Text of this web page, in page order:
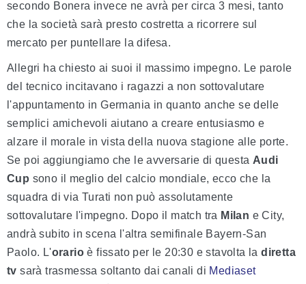
secondo Bonera invece ne avrà per circa 3 mesi, tanto
che la società sarà presto costretta a ricorrere sul
mercato per puntellare la difesa.
Allegri ha chiesto ai suoi il massimo impegno. Le parole
del tecnico incitavano i ragazzi a non sottovalutare
l'appuntamento in Germania in quanto anche se delle
semplici amichevoli aiutano a creare entusiasmo e
alzare il morale in vista della nuova stagione alle porte.
Se poi aggiungiamo che le avversarie di questa Audi
Cup sono il meglio del calcio mondiale, ecco che la
squadra di via Turati non può assolutamente
sottovalutare l'impegno. Dopo il match tra Milan e City,
andrà subito in scena l'altra semifinale Bayern-San
Paolo. L'orario è fissato per le 20:30 e stavolta ladiretta
tv sarà trasmessa soltanto dai canali di Mediaset